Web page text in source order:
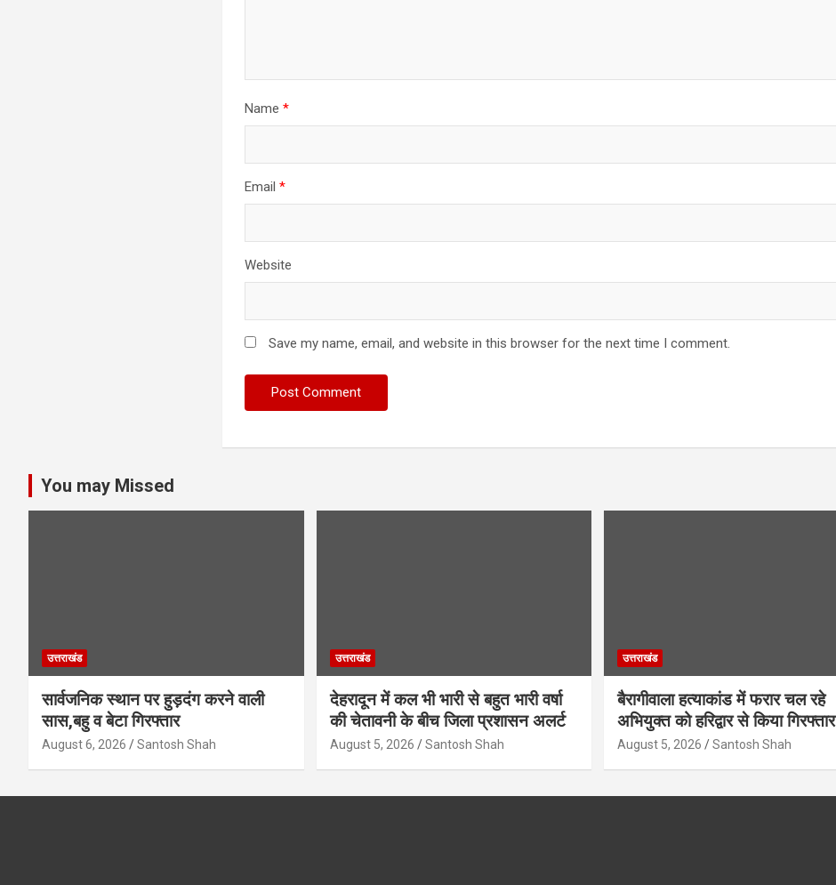
Name*
Email*
Website
Save my name, email, and website in this browser for the next time I comment.
You may Missed
उत्तराखंड
सार्वजनिक स्थान पर हुड़दंग करने वाली
सास,बहु व बेटा गिरफ्तार
August 6, 2026 Santosh Shah
उत्तराखंड
देहरादून में कल भी भारी से बहुत भारी वर्षा
की चेतावनी के बीच जिला प्रशासन अलर्ट
August 5, 2026 Santosh Shah
उत्तराखंड
बैरागीवाला हत्याकांड में फरार चल रहे
अभियुक्त को हरिद्वार से किया गिरफ्तार
August 5, 2026 Santosh Shah